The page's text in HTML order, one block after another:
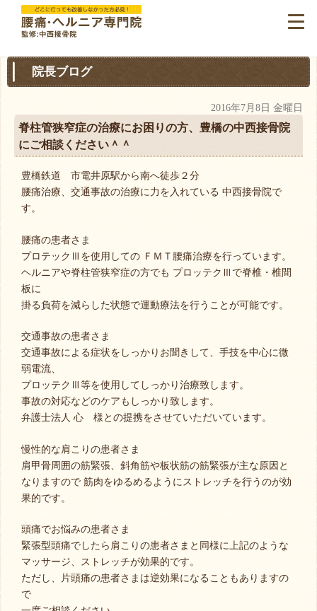
院長ブログ
2016年7月8日 金曜日
脊柱管狭窄症の治療にお困りの方、豊橋の中西接骨院
にご相談ください＾＾
豊橋鉄道 市電井原駅から南へ徒歩２分
腰痛治療、交通事故の治療に力を入れている 中西接骨院で
す。
腰痛の患者さま
プロテックⅢを使用しての ＦＭＴ腰痛治療を行っています。
ヘルニアや脊柱管狭窄症の方でも プロッテクⅢで脊椎・椎間
板に
掛る負荷を減らした状態で運動療法を行うことが可能です。
交通事故の患者さま
交通事故による症状をしっかりお聞きして、手技を中心に微
弱電流、
プロッテクⅢ等を使用してしっかり治療致します。
事故の対応などのケアもしっかり致します。
弁護士法人 心 様との提携をさせていただいています。
慢性的な肩こりの患者さま
肩甲骨周囲の筋緊張、斜角筋や板状筋の筋緊張が主な原因と
なりますので 筋肉をゆるめるようにストレッチを行うのが効
果的です。
頭痛でお悩みの患者さま
緊張型頭痛でしたら肩こりの患者さまと同様に上記のような
マッサージ、ストレッチが効果的です。
ただし、片頭痛の患者さまは逆効果になることもありますの
で